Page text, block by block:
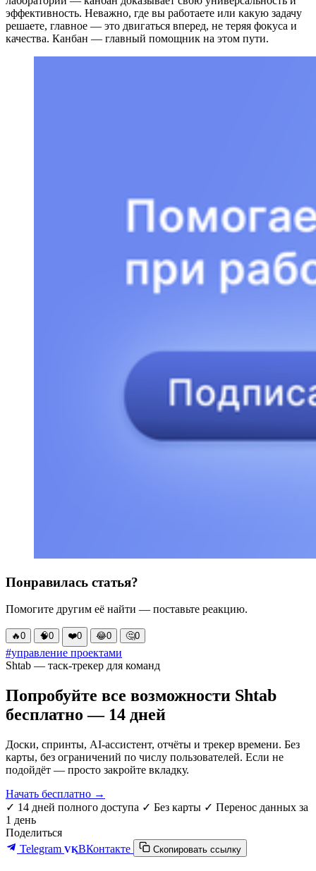
эффективность. Неважно, где вы работаете или какую задачу
решаете, главное — это двигаться вперед, не теряя фокуса и
качества. Канбан — главный помощник на этом пути.
Понравилась статья?
Помогите другим её найти — поставьте реакцию.
🔥0 🧠0 ❤️0 😂0 🤔0
#управление проектами
Shtab — таск-трекер для команд
Попробуйте все возможности Shtab
бесплатно — 14 дней
Доски, спринты, AI-ассистент, отчёты и трекер времени. Без
карты, без ограничений по числу пользователей. Если не
подойдёт — просто закройте вкладку.
Начать бесплатно →
✓ 14 дней полного доступа ✓ Без карты ✓ Перенос данных за
1 день
Поделиться
Telegram VKВКонтакте Скопировать ссылку